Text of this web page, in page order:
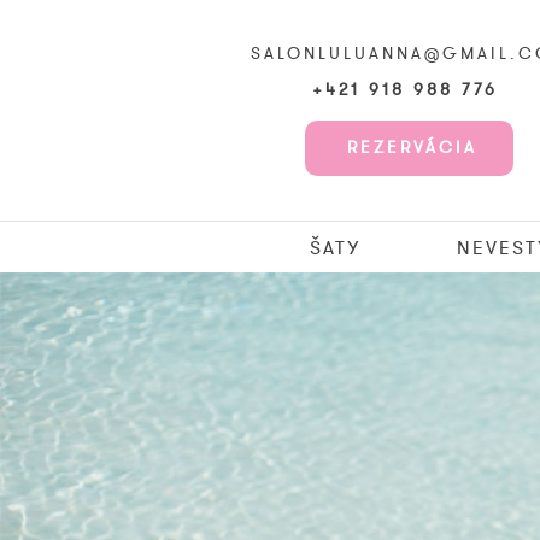
+421 918 988 776
REZERVÁCIA
ŠATY